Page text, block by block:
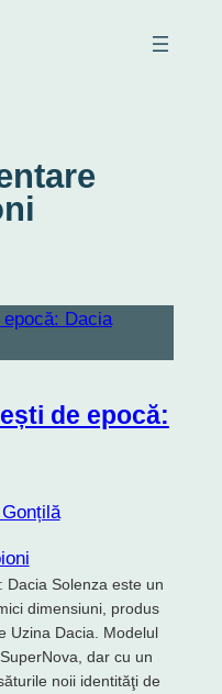
de epocă:
Dacia Solenza este un
dimensiuni, produs
Uzina Dacia. Modelul
dar cu un
noii identităţi de